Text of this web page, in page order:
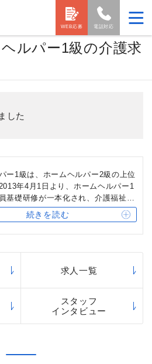
電話対応
WEB応募
した
ー1級は、ホームヘルパー2級の上位
年4月1日より、ホームヘルパー1
基礎研修が一本化され、介護福祉士
なりました。ホームヘルパー1級保
福祉士実務者研修の受講を一部免除
続きを読む
求人一覧
スタッフ
インタビュー